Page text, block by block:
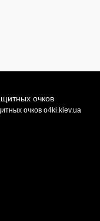
очков o4ki.kiev.ua